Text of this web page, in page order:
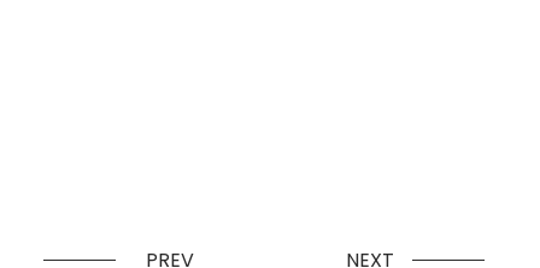
PREV NEXT